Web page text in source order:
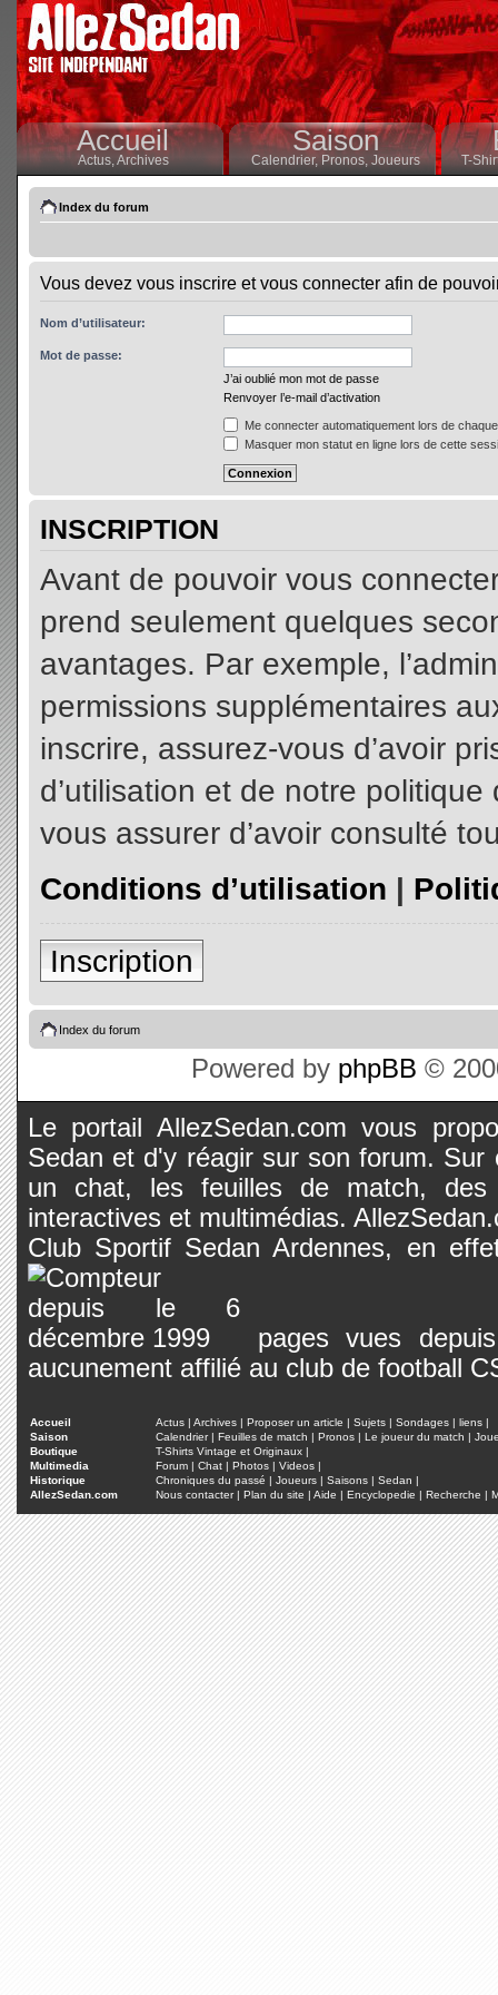
Accueil
Actus,Archives
Saison
Calendrier,Pronos, Joueurs T-
Index du forum
Vous devez vous inscrire et vous connecter afin de
Nom d’utilisateur:
Mot de passe:
J’ai oublié mon mot de passe
Renvoyer l’e-mail d’activation
Me connecter automatiquement lors de
Masquer mon statut en ligne lors de cette
INSCRIPTION
Avant de pouvoir vous
prend seulement quelques
avantages. Par exemple,
permissions supplémentaires
inscrire, assurez-vous d’avoir
d’utilisation et de notre
vous assurer d’avoir consulté
Conditions d’utilisation |
Inscription
Index du forum
Powered by phpBB ©
Le portail AllezSedan.com vous
Sedan et d'y réagir sur son forum.
un chat, les feuilles de match, des
interactives et multimédias.
Club Sportif Sedan Ardennes, en
pages vues
aucunement affilié au club de football
Accueil Actus | Archives | Proposer un article | Sujets | Sondages | liens |
Saison
Calendrier| Feuilles de match | Pronos | Le joueur du match |
Boutique
T-Shirts Vintage et Originaux |
Multimedia
Forum | Chat | Photos | Videos |
Historique
Chroniques du passé | Joueurs | Saisons | Sedan |
AllezSedan.com
Nous contacter| Plan du site | Aide | Encyclopedie | Recherche |